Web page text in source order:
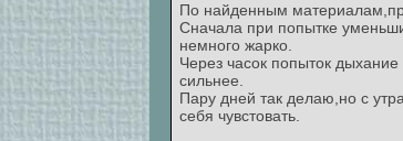
По найденным
Сначала при попытке
немного жарко.
Через часок попыток
сильнее.
Пару дней так делаю,но с
себя чувстовать.